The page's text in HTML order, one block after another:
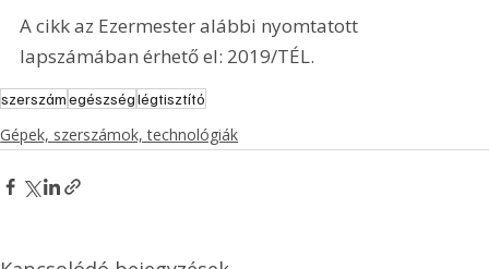
A cikk az Ezermester alábbi nyomtatott
lapszámában érhető el: 2019/TÉL.
szerszámegészséglégtisztító
Gépek, szerszámok, technológiák